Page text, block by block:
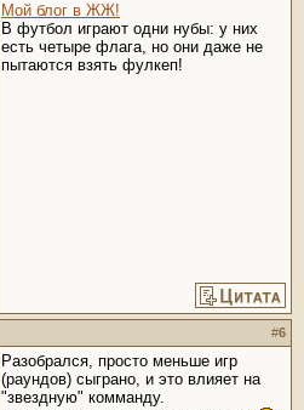
Мой блог в ЖЖ!
В футбол играют одни нубы: у них
есть четыре флага, но они даже не
пытаются взять фулкеп!
#6
Разобрался, просто меньше игр
(раундов) сыграно, и это влияет на
"звездную" комманду.